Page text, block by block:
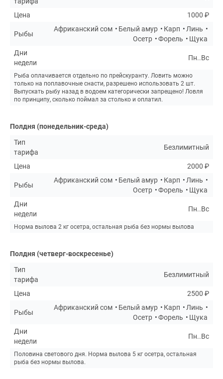
Цена 1000 ₽
Рыбы
Африканский сом Белый амур Карп
Линь
Осетр
Форель
Щука
Дни
недели
Пн..Вс
Рыба оплачивается отдельно по прейскуранту. Ловить можно
только на поплавочные снасти, разрешено использовать 2 шт.
Выпускать рыбу назад в водоем категорически запрещено! Ловля
по принципу, сколько поймал за столько и оплатил.
Полдня (понедельник-среда)
Тип
тарифа
Безлимитный
Цена 2000 ₽
Рыбы
Африканский сом Белый амур Карп
Линь
Осетр
Форель
Щука
Дни
недели
Пн..Вс
Норма вылова 2 кг осетра, остальная рыба без нормы вылова
Полдня (четверг-воскресенье)
Тип
тарифа
Безлимитный
Цена 2500 ₽
Рыбы
Африканский сом Белый амур Карп
Линь
Осетр
Форель
Щука
Дни
недели
Пн..Вс
Половина светового дня. Норма вылова 5 кг осетра, остальная
рыба без нормы вылова.